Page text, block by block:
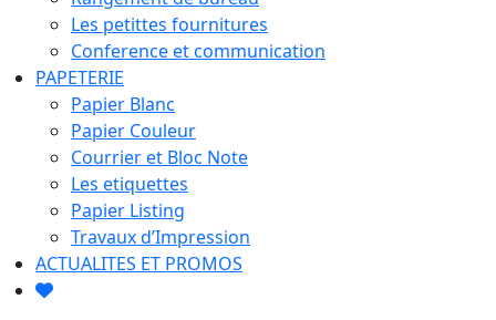
Les petittes fournitures
Conference et communication
PAPETERIE
Papier Blanc
Papier Couleur
Courrier et Bloc Note
Les etiquettes
Papier Listing
Travaux d’Impression
ACTUALITES ET PROMOS